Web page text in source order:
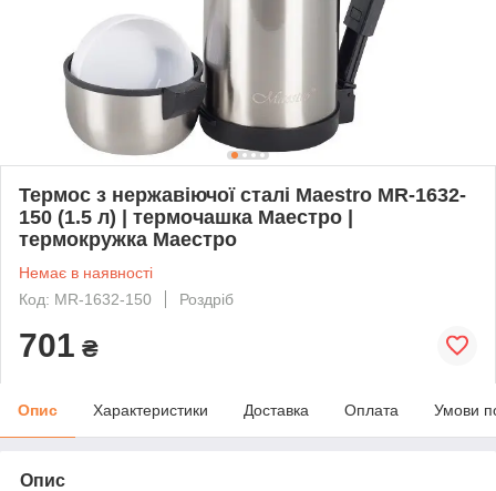
Термос з нержавіючої сталі Maestro MR-1632-
150 (1.5 л) | термочашка Маестро |
термокружка Маестро
Немає в наявності
Код: MR-1632-150
Роздріб
701 ₴
Опис Характеристики Доставка Оплата Умови
Опис